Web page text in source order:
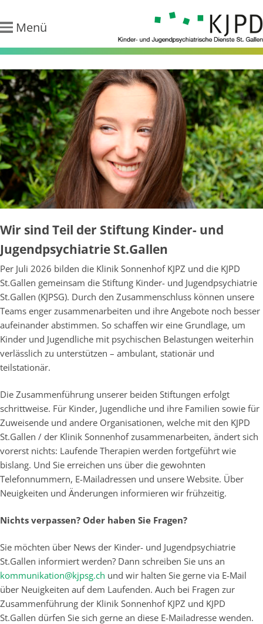
Menü
KJPD - Kinder-
und
Dienste St.
Gallen
Wir sind Teil der Stiftung Kinder- und
Jugendpsychiatrie St.Gallen
Per Juli 2026 bilden die Klinik Sonnenhof KJPZ und die KJPD
St.Gallen gemeinsam die Stiftung Kinder- und Jugendpsychiatrie
St.Gallen (KJPSG). Durch den Zusammenschluss können unsere
Teams enger zusammenarbeiten und ihre Angebote noch besser
aufeinander abstimmen. So schaffen wir eine Grundlage, um
Kinder und Jugendliche mit psychischen Belastungen weiterhin
verlässlich zu unterstützen – ambulant, stationär und
teilstationär.
Die Zusammenführung unserer beiden Stiftungen erfolgt
schrittweise. Für Kinder, Jugendliche und ihre Familien sowie für
Zuweisende und andere Organisationen, welche mit den KJPD
St.Gallen / der Klinik Sonnenhof zusammenarbeiten, ändert sich
vorerst nichts: Laufende Therapien werden fortgeführt wie
bislang. Und Sie erreichen uns über die gewohnten
Telefonnummern, E-Mailadressen und unsere Website. Über
Neuigkeiten und Änderungen informieren wir frühzeitig.
Nichts verpassen? Oder haben Sie Fragen?
Sie möchten über News der Kinder- und Jugendpsychiatrie
St.Gallen informiert werden? Dann schreiben Sie uns an
kommunikation@kjpsg.ch und wir halten Sie gerne via E-Mail
über Neuigkeiten auf dem Laufenden. Auch bei Fragen zur
Zusammenführung der Klinik Sonnenhof KJPZ und KJPD
St.Gallen dürfen Sie sich gerne an diese E-Mailadresse wenden.